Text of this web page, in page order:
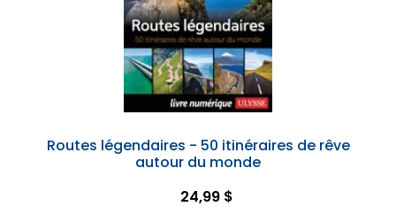
Routes légendaires - 50 itinéraires de rêve
autour du monde
24,99 $